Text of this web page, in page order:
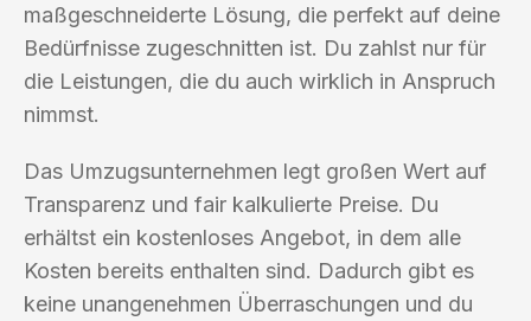
maßgeschneiderte Lösung, die perfekt auf deine
Bedürfnisse zugeschnitten ist. Du zahlst nur für
die Leistungen, die du auch wirklich in Anspruch
nimmst.
Das Umzugsunternehmen legt großen Wert auf
Transparenz und fair kalkulierte Preise. Du
erhältst ein kostenloses Angebot, in dem alle
Kosten bereits enthalten sind. Dadurch gibt es
keine unangenehmen Überraschungen und du